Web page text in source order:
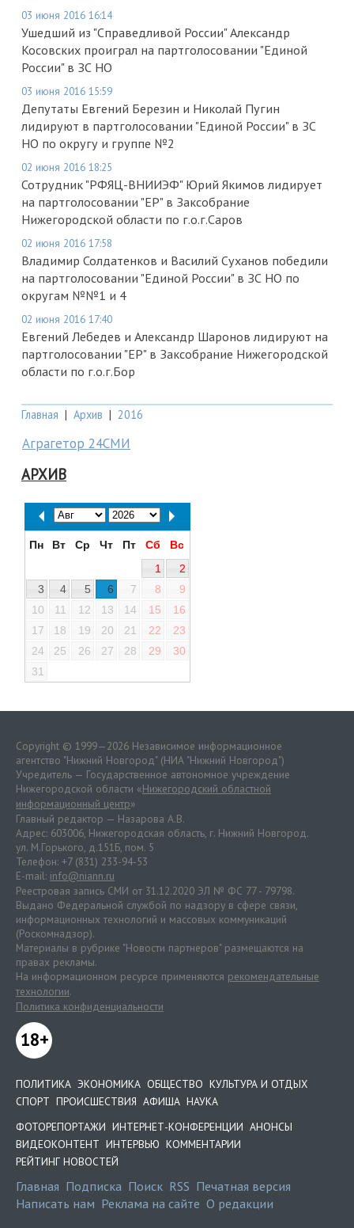
03 июня 2016 16:14
Ушедший из "Справедливой России" Александр
Косовских проиграл на партголосовании "Единой
России" в ЗС НО
03 июня 2016 15:59
Депутаты Евгений Березин и Николай Пугин
лидируют в партголосовании "Единой России" в ЗС
НО по округу и группе №2
02 июня 2016 18:25
Сотрудник "РФЯЦ-ВНИИЭФ" Юрий Якимов лидирует
на партголосовании "ЕР" в Заксобрание
Нижегородской области по г.о.г.Саров
02 июня 2016 17:58
Владимир Солдатенков и Василий Суханов победили
на партголосовании "Единой России" в ЗС НО по
округам №№1 и 4
02 июня 2016 17:40
Евгений Лебедев и Александр Шаронов лидируют на
партголосовании "ЕР" в Заксобрание Нижегородской
области по г.о.г.Бор
Главная | Архив | 2016
Аграгетор 24СМИ
АРХИВ
Пн Вт Ср Чт Пт Сб
Вс
1
2
3
4 5 6 7 8
9
10
11 12 13 14 15
16
17
18 19 20 21 22
23
24
25 26 27 28 29
30
31
Copyright © 1999—2026 Независимое информационное
агентство "Нижний Новгород" (НИА "Нижний Новгород")
Учредитель — Государственное автономное учреждение
Нижегородской области «Нижегородский областной
информационный центр»
Главный редактор — Назарова А.В.
Адрес: 603006, Нижегородская область, г. Нижний Новгород.
ул. М.Горького, д.151Б, пом. 5
Телефон: +7 (831) 233-94-53
E-mail: info@niann.ru
Реестровая запись СМИ от 31.12.2020 ЭЛ № ФС 77 - 79798.
Выдано Федеральной службой по надзору в сфере связи,
информационных технологий и массовых коммуникаций
(Роскомнадзор).
Материалы в рубрике "Новости партнеров" размещаются на
правах рекламы.
На информационном ресурсе применяются рекомендательные
технологии.
Политика конфиденциальности
18+
ПОЛИТИКА ЭКОНОМИКА ОБЩЕСТВО КУЛЬТУРА И ОТДЫХ
СПОРТ ПРОИСШЕСТВИЯ АФИША НАУКА
ФОТОРЕПОРТАЖИ ИНТЕРНЕТ-КОНФЕРЕНЦИИ АНОНСЫ
ВИДЕОКОНТЕНТ ИНТЕРВЬЮ КОММЕНТАРИИ
РЕЙТИНГ НОВОСТЕЙ
Главная Подписка Поиск RSS Печатная версия
Написать нам Реклама на сайте О редакции